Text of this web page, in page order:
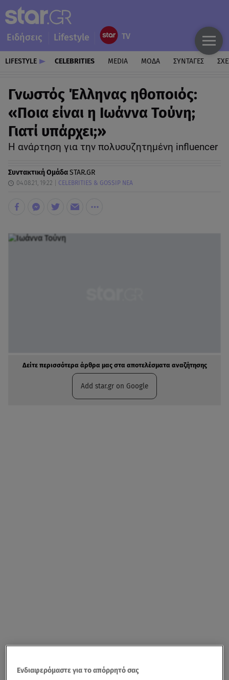
Ειδήσεις Lifestyle
LIFESTYLE CELEBRITIES MEDIA ΜΟΔΑ ΣΥΝΤΑΓΕΣ
Γνωστός Έλληνας ηθοποιός:
«Ποια είναι η Ιωάννα Τούνη;
Γιατί υπάρχει;»
Η ανάρτηση για την πολυσυζητημένη influencer
Συντακτική ΟμάδαSTAR.GR
04.08.21, 19:22 CELEBRITIES & GOSSIP ΝΕΑ
Δείτε περισσότερα άρθρα μας στα αποτελέσματα αναζήτησης
Add star.gr on Google
Ενδιαφερόμαστε για το απόρρητό σας